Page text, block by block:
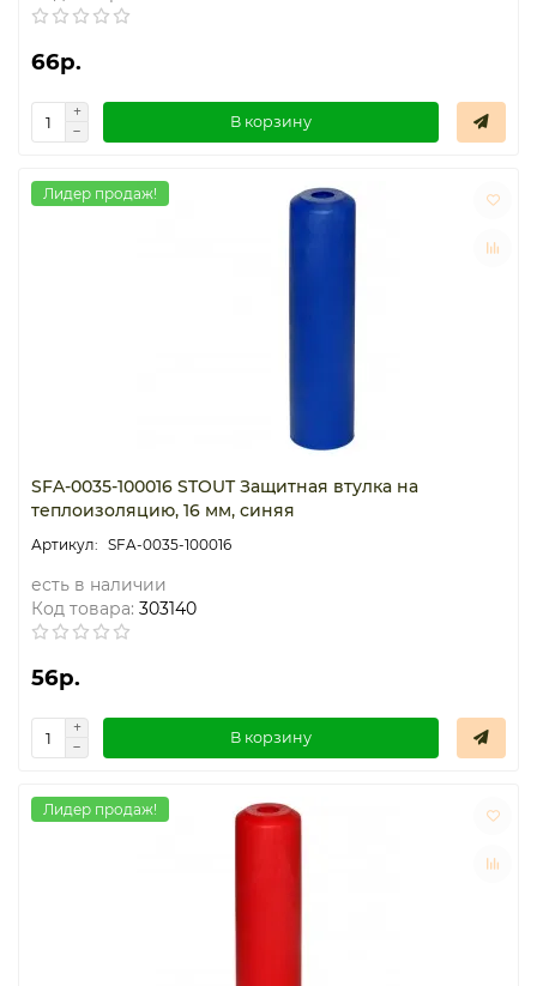
66р.
В корзину
Лидер продаж!
SFA-0035-100016 STOUT Защитная втулка на
теплоизоляцию, 16 мм, синяя
SFA-0035-100016
есть в наличии
Код товара: 303140
56р.
В корзину
Лидер продаж!